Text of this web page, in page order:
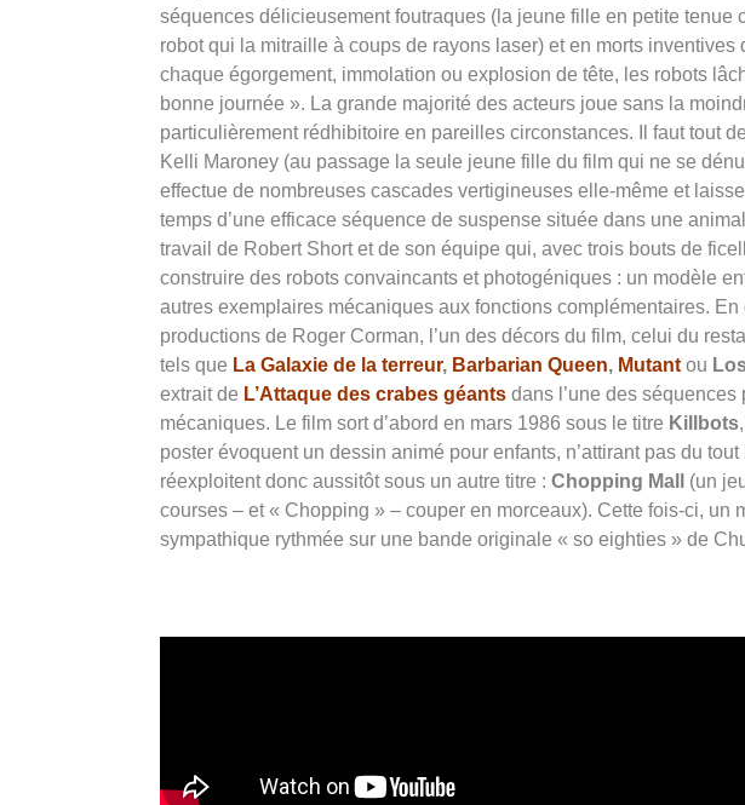
séquences délicieusement foutraques (la jeune fille en petite tenue
robot qui la mitraille à coups de rayons laser) et en morts inventives
chaque égorgement, immolation ou explosion de tête, les robots
bonne journée ». La grande majorité des acteurs joue sans la
particulièrement rédhibitoire en pareilles circonstances. Il faut tout
Kelli Maroney (au passage la seule jeune fille du film qui ne se
effectue de nombreuses cascades vertigineuses elle-même et
temps d’une efficace séquence de suspense située dans une
travail de Robert Short et de son équipe qui, avec trois bouts de
construire des robots convaincants et photogéniques : un modèle
autres exemplaires mécaniques aux fonctions complémentaires.
productions de Roger Corman, l’un des décors du film, celui du
tels que La Galaxie de la terreur, Barbarian Queen, Mutant ou
extrait de L’Attaque des crabes géants dans l’une des séquences
mécaniques. Le film sort d’abord en mars 1986 sous le titre Killbots
poster évoquent un dessin animé pour enfants, n’attirant pas du
réexploitent donc aussitôt sous un autre titre : Chopping Mall
(un
courses – et « Chopping » – couper en morceaux). Cette fois-ci,
sympathique rythmée sur une bande originale « so eighties » de